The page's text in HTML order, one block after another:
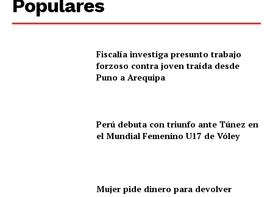
Populares
Fiscalía investiga presunto trabajo
forzoso contra joven traída desde
Puno a Arequipa
Perú debuta con triunfo ante Túnez en
el Mundial Femenino U17 de Vóley
Mujer pide dinero para devolver